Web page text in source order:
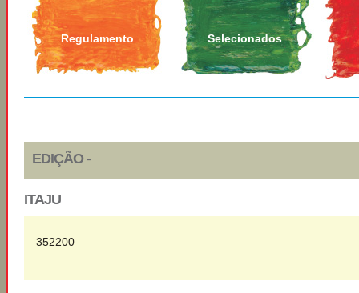
Regulamento Selecionados
EDIÇÃO -
ITAJU
352200